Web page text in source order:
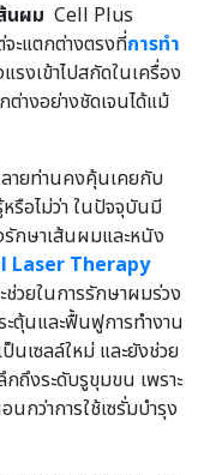
นผม Cell Plus
ะแตกต่างตรงที่การทำ
รงเข้าไปสกัดในเครื่อง
างอย่างชัดเจนได้แม้
ายท่านคงคุ้นเคยกับ
รือไม่ว่า ในปัจจุบันมี
รักษาเส้นผมและหนัง
Laser Therapy
วยในการรักษาผมร่วง
ตุ้นและฟื้นฟูการทำงาน
นเซลล์ใหม่ และยังช่วย
ถึงระดับรูขุมขน เพราะ
กว่าการใช้เซรั่มบำรุง